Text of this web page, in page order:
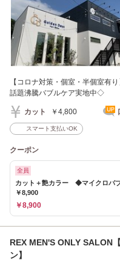
【コロナ対策・個室・半個室有
話題沸騰バブルケア実地中◇
カット ￥4,800
スマート支払いOK
クーポン
全員
カット＋艶カラー ◆マイクロ
￥8,900
￥8,900
REX MEN'S ONLY SALON
ン】